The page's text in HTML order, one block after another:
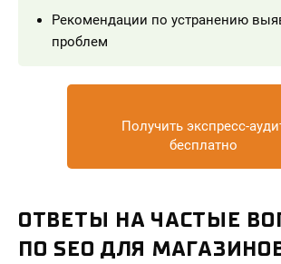
Рекомендации по устранению
проблем
Получить экспресс-
бесплатно
ОТВЕТЫ НА ЧАСТЫЕ
ПО SEO ДЛЯ